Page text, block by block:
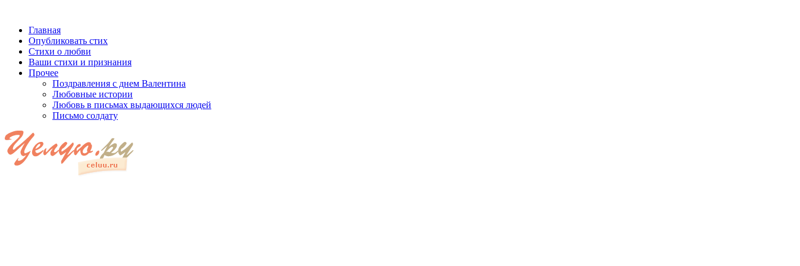
Главная
Опубликовать стих
Стихи о любви
Ваши стихи и признания
Прочее
Поздравления с днем Валентина
Любовные истории
Любовь в письмах выдающихся людей
Письмо солдату